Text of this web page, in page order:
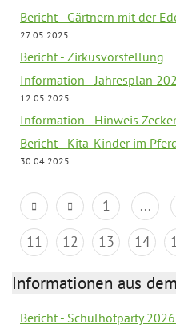
Bericht - Gärtnern mit der
27.05.2025
Bericht - Zirkusvorstellung
Information - Jahresplan
12.05.2025
Information - Hinweis
Bericht - Kita-Kinder im
30.04.2025
1 ...
11
12 13 14
Informationen aus
Bericht - Schulhofparty